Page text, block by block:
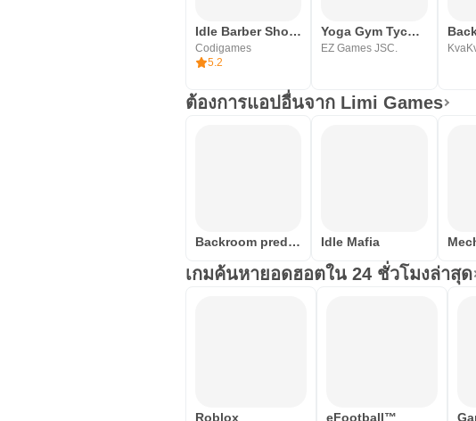
Idle Barber Shop Tycoon - Game
Codigames
5.2
Yoga Gym Tycoon: Idle Game
EZ Games JSC.
ต้องการแอปอื่นจาก Limi Games
Backroom predator Idle Mafia
เกมค้นหายอดฮอตใน 24 ชั่วโมงล่าสุด
Roblox eFootball™